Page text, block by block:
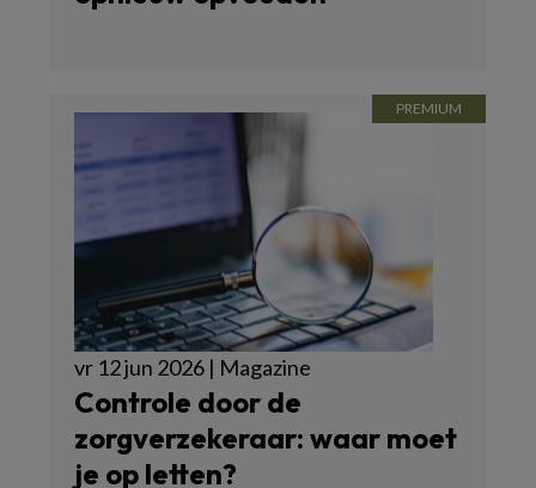
vr 12 jun 2026 | Magazine
Controle door de
zorgverzekeraar: waar moet
je op letten?